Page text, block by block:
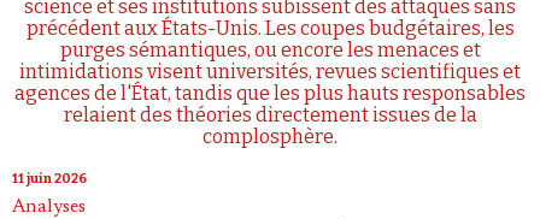
science et ses institutions subissent des attaques sans
précédent aux États-Unis. Les coupes budgétaires, les
purges sémantiques, ou encore les menaces et
intimidations visent universités, revues scientifiques et
agences de l'État, tandis que les plus hauts responsables
relaient des théories directement issues de la
complosphère.
11 juin 2026
Analyses